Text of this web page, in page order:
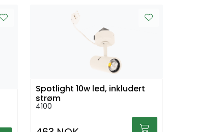
Spotlight 10w led, inkludert
strøm
4100